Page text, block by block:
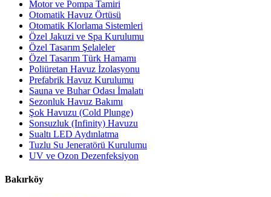
Motor ve Pompa Tamiri
Otomatik Havuz Örtüsü
Otomatik Klorlama Sistemleri
Özel Jakuzi ve Spa Kurulumu
Özel Tasarım Şelaleler
Özel Tasarım Türk Hamamı
Poliüretan Havuz İzolasyonu
Prefabrik Havuz Kurulumu
Sauna ve Buhar Odası İmalatı
Sezonluk Havuz Bakımı
Şok Havuzu (Cold Plunge)
Sonsuzluk (Infinity) Havuzu
Sualtı LED Aydınlatma
Tuzlu Su Jeneratörü Kurulumu
UV ve Ozon Dezenfeksiyon
Bakırköy